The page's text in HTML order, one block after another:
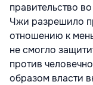
правительство
Чжи разрешило
отношению к
не смогло
против
образом власти